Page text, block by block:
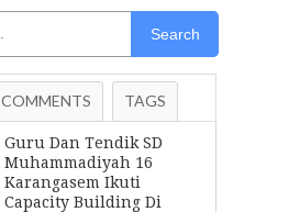
Search
COMMENTS TAGS
Guru Dan Tendik SD
Muhammadiyah 16
Karangasem Ikuti
Capacity Building Di